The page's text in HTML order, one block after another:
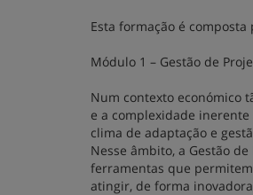
Esta formação é
Módulo 1 – Gestão de
Num contexto económico
e a complexidade
clima de adaptação e
Nesse âmbito, a Gestão
ferramentas que
atingir, de forma